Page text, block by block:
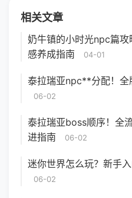
相关文章
奶牛镇的小时光npc篇
感养成指南
04-01
泰拉瑞亚npc**分配！全
06-02
泰拉瑞亚boss顺序！全
进指南
06-02
迷你世界怎么玩？新手
06-02